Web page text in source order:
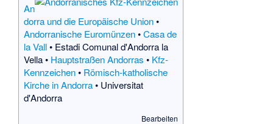
An
dorra und die Europäische Union•
Andorranische Euromünzen•Casa de
la Vall• Estadi Comunal d'Andorra la
Vella• Hauptstraßen Andorras • Kfz-
Kennzeichen• Römisch-katholische
Kirche in Andorra• Universitat
d'Andorra
Bearbeiten